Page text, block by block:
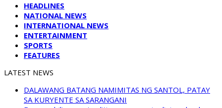
HEADLINES
NATIONAL NEWS
INTERNATIONAL NEWS
ENTERTAINMENT
SPORTS
FEATURES
LATEST NEWS
DALAWANG BATANG NAMIMITAS NG SANTOL, PATAY
SA KURYENTE SA SARANGANI